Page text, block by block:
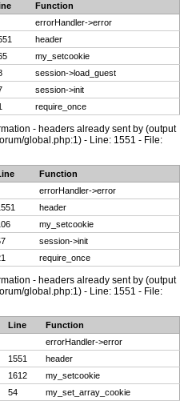
Function
errorHandler->error
header
my_setcookie
session->load_guest
session->init
require_once
- headers already sent by (output
global.php:1) - Line: 1551 - File:
Function
errorHandler->error
header
my_setcookie
session->init
require_once
- headers already sent by (output
global.php:1) - Line: 1551 - File:
Line
Function
errorHandler->error
1551
header
1612
my_setcookie
54
my_set_array_cookie